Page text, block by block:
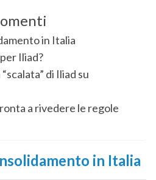
in Italia
Iliad?
di Iliad su
a rivedere le regole
in Italia